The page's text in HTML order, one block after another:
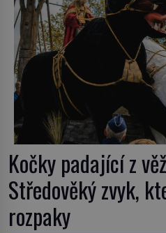
Kočky padající z
Středověký zvyk,
rozpaky